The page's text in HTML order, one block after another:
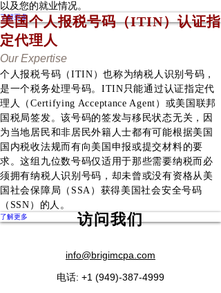
以及您的就业情况。
了解更多
美国个人报税号码（ITIN）认证指
定代理人
Our Expertise
个人报税号码（ITIN）也称为纳税人识别号码，
是一个税务处理号码。ITIN只能通过认证指定代
理人（Certifying Acceptance Agent）或美国联邦
国税局签发。该号码的签发与移民状态无关，因
为当地居民和非居民外籍人士都有可能根据美国
国内税收法规而有向美国申报或提交材料的要
求。这组九位数号码仅适用于那些需要纳税而必
须拥有纳税人识别号码，却未曾或没有资格从美
国社会保障局（SSA）获得美国社会安全号码
（SSN）的人。
了解更多 访问我们
info@brigimcpa.com
电话: +1 (949)-387-4999